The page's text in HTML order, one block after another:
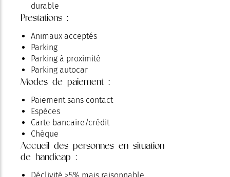
durable
Prestations :
Animaux acceptés
Parking
Parking à proximité
Parking autocar
Modes de paiement :
Paiement sans contact
Espèces
Carte bancaire/crédit
Chèque
Accueil des personnes en situation
de handicap :
Déclivité >5% mais raisonnable